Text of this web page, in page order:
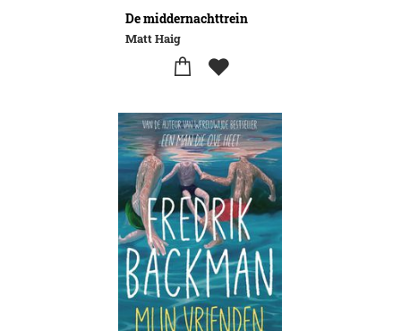
De middernachttrein
Matt Haig